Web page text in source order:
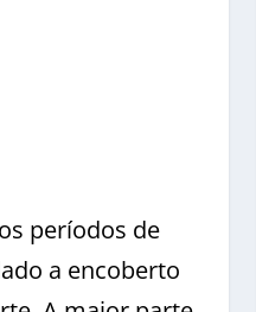
períodos de
a encoberto